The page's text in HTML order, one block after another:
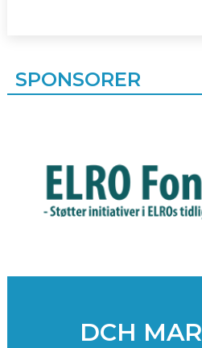
SPONSORER
DCH